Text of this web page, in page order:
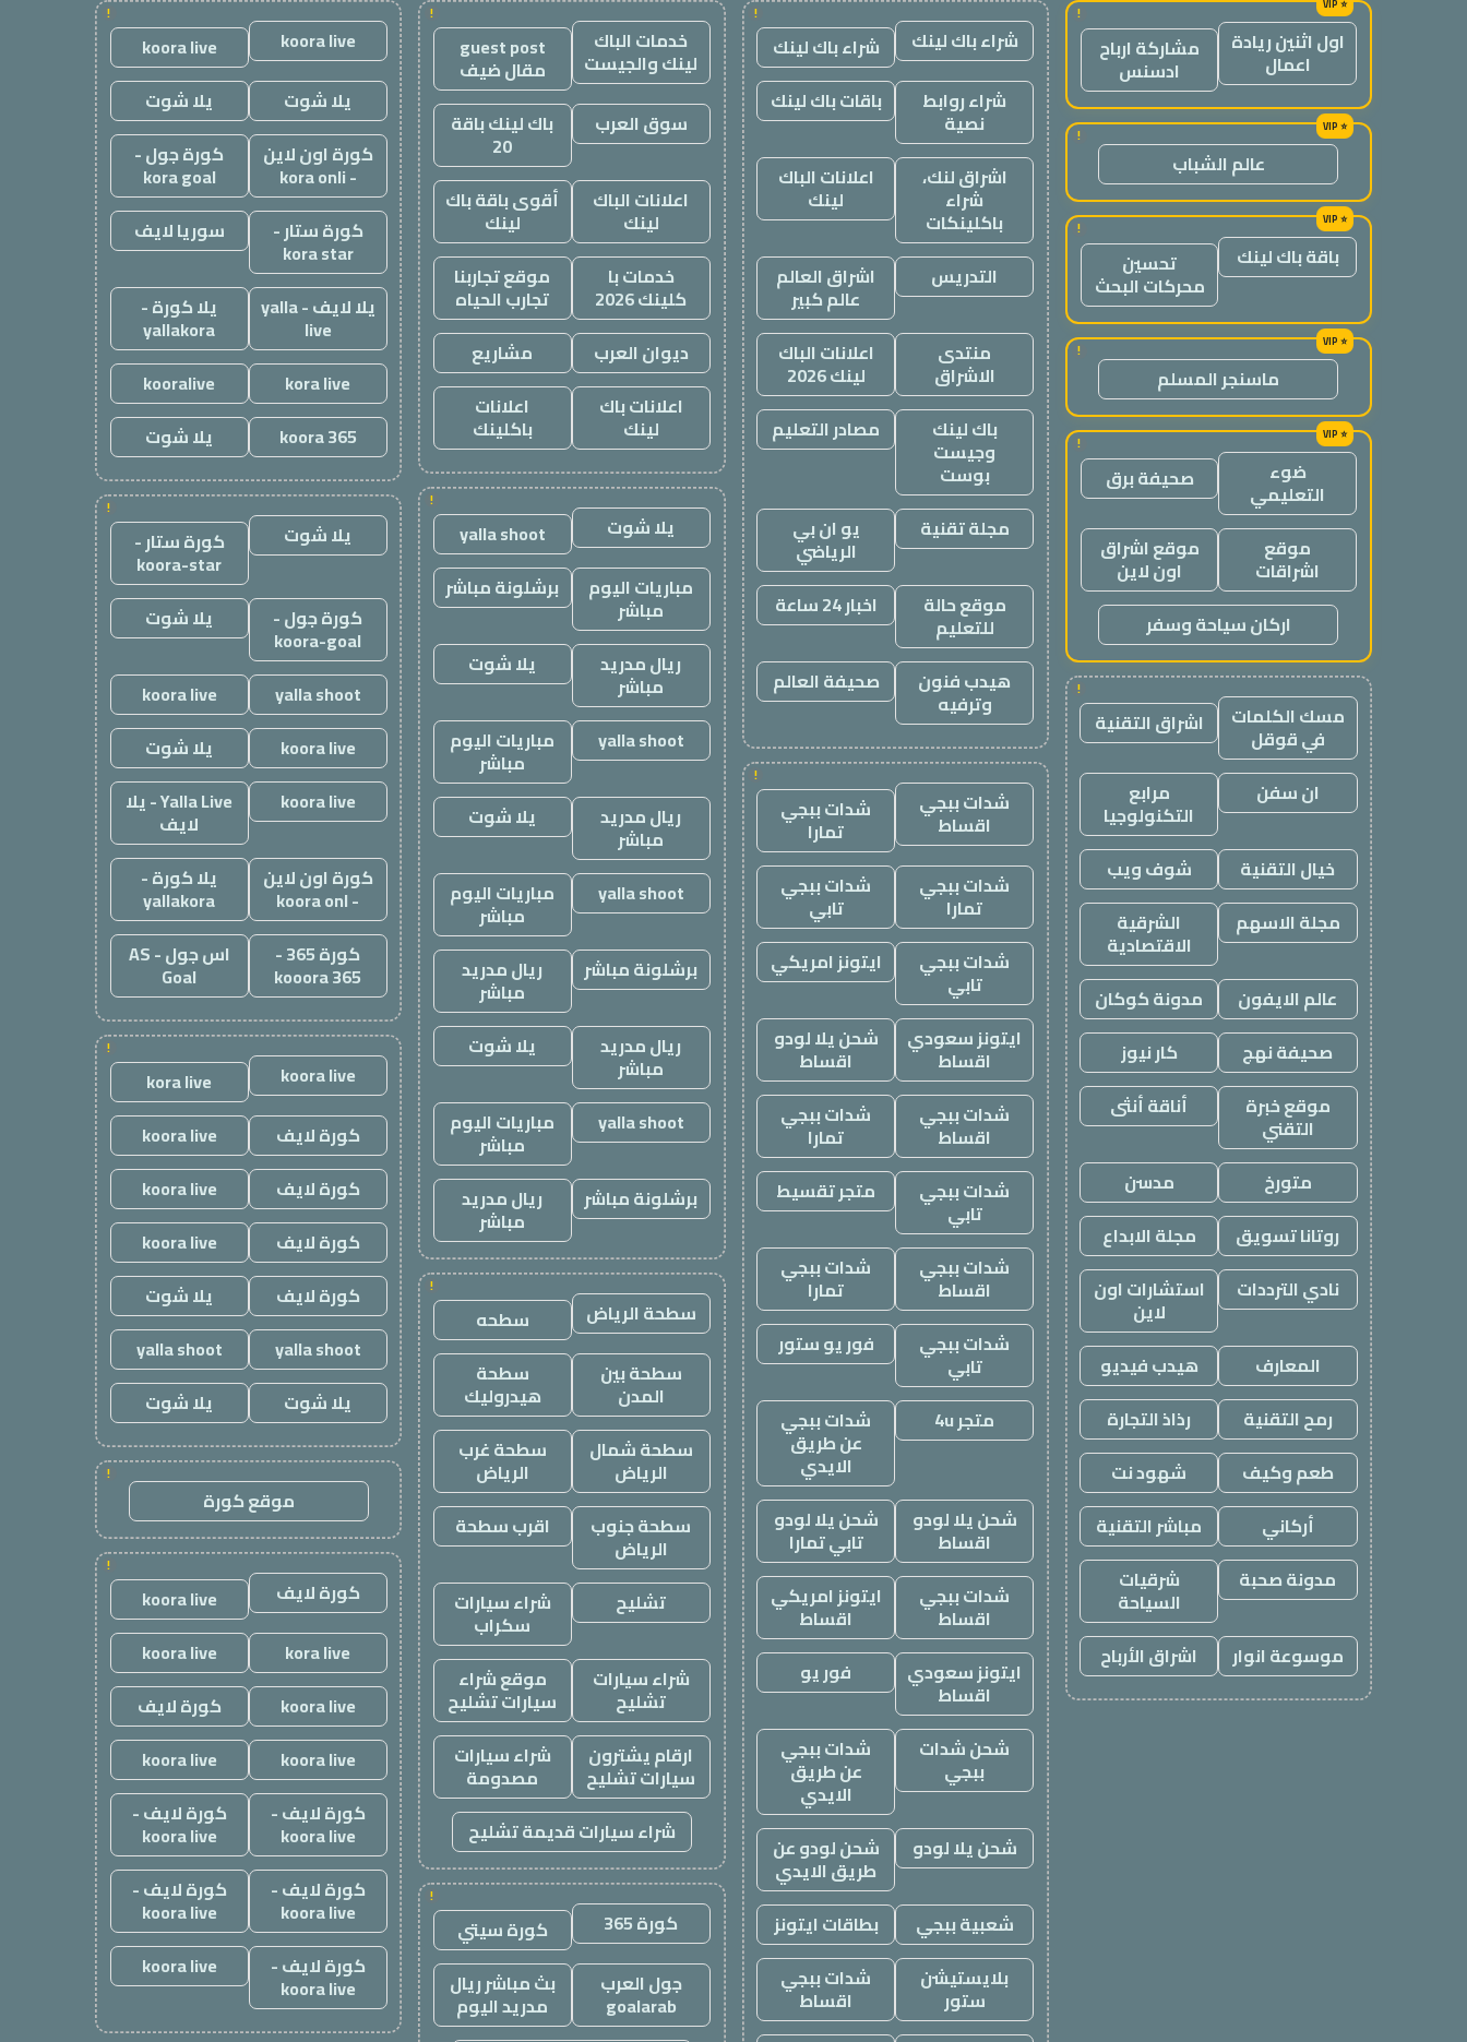
!
اول اثنين ريادة
اعمال مشاركة ارباح
ادسنس
!
عالم الشباب
!
باقة باك لينك تحسين
محركات البحث
!
ماسنجر المسلم
!
ضوء
التعليمي صحيفة برق
موقع
اشراقات
موقع اشراق
اون لاين
اركان سياحة وسفر
!
مسك الكلمات
في قوقل اشراق التقنية
ان سفن مرابع
التكنولوجيا
خيال التقنية
شوف ويب
مجلة الاسهم
الشرقية
الاقتصادية
عالم الايفون
مدونة كوكان
صحيفة نهج
كار نيوز
موقع خبرة
التقني
أناقة أنثى
متورخ
مدسن
روتانا تسويق
مجلة الابداع
نادي الترددات
استشارات اون
لاين
المعارف
هيدب فيديو
رمح التقنية
رذاذ التجارة
طعم وكيف
شهود نت
أركاني
مباشر التقنية
مدونة صحبة
شرقيات
السياحة
موسوعة انوار
اشراق الأرباح
!
شراء باك لينك
شراء باك لينك
شراء روابط
نصية
باقات باك لينك
اشراق لنك،
شراء
باكلينكات
اعلانات الباك
لينك
التدريس اشراق العالم
عالم كبير
منتدى
الاشراق
اعلانات الباك
لينك 2026
باك لينك
وجيست
بوست
مصادر التعليم
مجلة تقنية يو ان بي
الرياضي
موقع حالة
للتعليم
اخبار 24 ساعة
هيدب فنون
وترفيه
صحيفة العالم
!
شدات ببجي
اقساط شدات ببجي
تمارا
شدات ببجي
تمارا
شدات ببجي
تابي
شدات ببجي
تابي
ايتونز امريكي
ايتونز سعودي
اقساط
شحن يلا لودو
اقساط
شدات ببجي
اقساط
شدات ببجي
تمارا
شدات ببجي
تابي
متجر تقسيط
شدات ببجي
اقساط
شدات ببجي
تمارا
شدات ببجي
تابي
فور يو ستور
متجر 4u شدات ببجي
عن طريق
الايدي
شحن يلا لودو
اقساط
شحن يلا لودو
تابي تمارا
شدات ببجي
اقساط
ايتونز امريكي
اقساط
ايتونز سعودي
اقساط
فور يو
شحن شدات
ببجي
شدات ببجي
عن طريق
الايدي
شحن يلا لودو
شحن لودو عن
طريق الايدي
شعبية ببجي
بطاقات ايتونز
بلايستيشن
ستور
شدات ببجي
اقساط
!
خدمات الباك
لينك والجيست guest post
مقال ضيف
سوق العرب
باك لينك باقة
20
اعلانات الباك
لينك
أقوى باقة باك
لينك
خدمات با
كلينك 2026
موقع تجاربنا
تجارب الحياه
ديوان العرب
مشاريع
اعلانات باك
لينك
اعلانات
باكلينك
!
يلا شوت
yalla shoot
مباريات اليوم
مباشر
برشلونة مباشر
ريال مدريد
مباشر
يلا شوت
yalla shoot مباريات اليوم
مباشر
ريال مدريد
مباشر
يلا شوت
yalla shoot مباريات اليوم
مباشر
برشلونة مباشر
ريال مدريد
مباشر
ريال مدريد
مباشر
يلا شوت
yalla shoot مباريات اليوم
مباشر
برشلونة مباشر
ريال مدريد
مباشر
!
سطحة الرياض
سطحه
سطحة بين
المدن
سطحة
هيدروليك
سطحة شمال
الرياض
سطحة غرب
الرياض
سطحة جنوب
الرياض
اقرب سطحة
تشليح شراء سيارات
سكراب
شراء سيارات
تشليح
موقع شراء
سيارات تشليح
ارقام يشترون
سيارات تشليح
شراء سيارات
مصدومة
شراء سيارات قديمة تشليح
!
كورة 365
كورة سيتي
جول العرب
goalarab
بث مباشر ريال
مدريد اليوم
!
koora live
koora live
يلا شوت
يلا شوت
كورة اون لاين
- kora onli
كورة جول -
kora goal
كورة ستار -
kora star
سوريا لايف
يلا لايف - yalla
live
يلا كورة -
yallakora
kora live
kooralive
koora 365
يلا شوت
!
يلا شوت كورة ستار -
koora-star
كورة جول -
koora-goal
يلا شوت
yalla shoot
koora live
koora live
يلا شوت
koora live
Yalla Live - يلا
لايف
كورة اون لاين
- koora onl
يلا كورة -
yallakora
كورة 365 -
kooora 365
اس جول - AS
Goal
!
koora live
kora live
كورة لايف
koora live
كورة لايف
koora live
كورة لايف
koora live
كورة لايف
يلا شوت
yalla shoot
yalla shoot
يلا شوت
يلا شوت
!
موقع كورة
!
كورة لايف
koora live
kora live
koora live
koora live
كورة لايف
koora live
koora live
كورة لايف -
koora live
كورة لايف -
koora live
كورة لايف -
koora live
كورة لايف -
koora live
كورة لايف -
koora live
koora live